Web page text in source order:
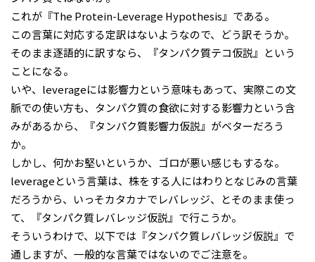
これが『The Protein-Leverage Hypothesis』である。
この言葉に対応する定訳はないようなので、どう訳そうか。
そのまま逐語的に訳すなら、『タンパク質テコ仮説』という
ことになる。
いや、leverageには影響力という意味もあって、実際この文
脈での使い方も、タンパク質の食欲に対する影響力という含
みがあるから、『タンパク質影響力仮説』がベターだろう
か。
しかし、何かお堅いというか、ゴロが悪い感じもするな。
leverageという言葉は、株をする人にはわりとなじみの言葉
だろうから、いっそカタカナでレバレッジ、とそのまま使っ
て、『タンパク質レバレッジ仮説』で行こうか。
そういうわけで、以下では『タンパク質レバレッジ仮説』で
通しますが、一般的な言葉ではないのでご注意を。